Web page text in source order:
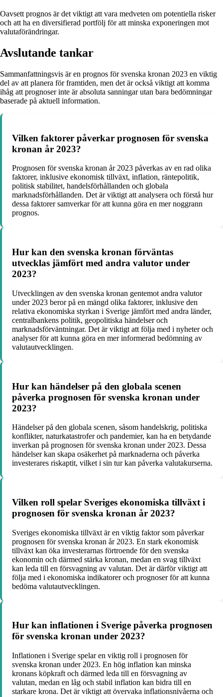
Oavsett prognos är det viktigt att vara medveten om potentiella risker
och att ha en diversifierad portfölj för att minska exponeringen mot
valutaförändringar.
Avslutande tankar
Sammanfattningsvis är en prognos för svenska kronan 2023 en viktig
del av att planera för framtiden, men det är också viktigt att komma
ihåg att prognoser inte är absoluta sanningar utan bara bedömningar
baserade på aktuell information.
Vilken faktorer påverkar prognosen för svenska
kronan år 2023?
Prognosen för svenska kronan år 2023 påverkas av en rad olika
faktorer, inklusive ekonomisk tillväxt, inflation, räntepolitik,
politisk stabilitet, handelsförhållanden och globala
marknadsförhållanden. Det är viktigt att analysera och förstå hur
dessa faktorer samverkar för att kunna göra en mer noggrann
prognos.
Hur kan den svenska kronan förväntas
utvecklas jämfört med andra valutor under
2023?
Utvecklingen av den svenska kronan gentemot andra valutor
under 2023 beror på en mängd olika faktorer, inklusive den
relativa ekonomiska styrkan i Sverige jämfört med andra länder,
centralbankens politik, geopolitiska händelser och
marknadsförväntningar. Det är viktigt att följa med i nyheter och
analyser för att kunna göra en mer informerad bedömning av
valutautvecklingen.
Hur kan händelser på den globala scenen
påverka prognosen för svenska kronan under
2023?
Händelser på den globala scenen, såsom handelskrig, politiska
konflikter, naturkatastrofer och pandemier, kan ha en betydande
inverkan på prognosen för svenska kronan under 2023. Dessa
händelser kan skapa osäkerhet på marknaderna och påverka
investerares riskaptit, vilket i sin tur kan påverka valutakurserna.
Vilken roll spelar Sveriges ekonomiska tillväxt i
prognosen för svenska kronan år 2023?
Sveriges ekonomiska tillväxt är en viktig faktor som påverkar
prognosen för svenska kronan år 2023. En stark ekonomisk
tillväxt kan öka investerarnas förtroende för den svenska
ekonomin och därmed stärka kronan, medan en svag tillväxt
kan leda till en försvagning av valutan. Det är därför viktigt att
följa med i ekonomiska indikatorer och prognoser för att kunna
bedöma valutautvecklingen.
Hur kan inflationen i Sverige påverka prognosen
för svenska kronan under 2023?
Inflationen i Sverige spelar en viktig roll i prognosen för
svenska kronan under 2023. En hög inflation kan minska
kronans köpkraft och därmed leda till en försvagning av
valutan, medan en låg och stabil inflation kan bidra till en
starkare krona. Det är viktigt att övervaka inflationsnivåerna och